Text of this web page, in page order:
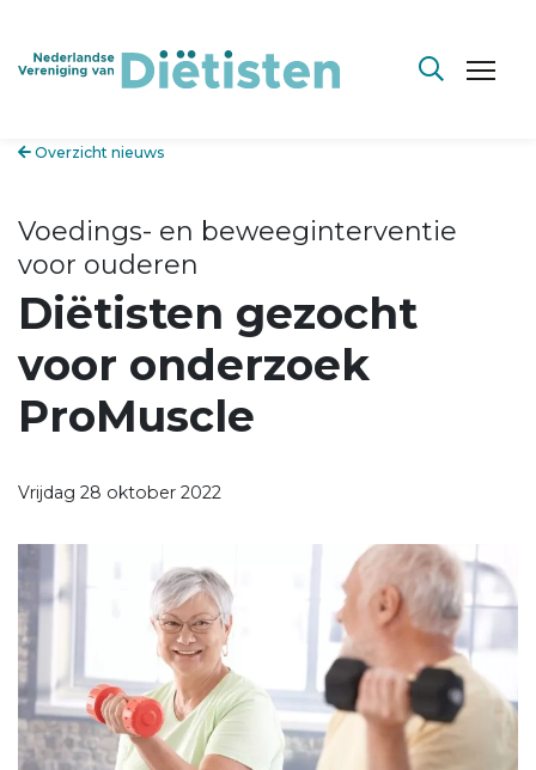
Overzicht nieuws
Voedings- en beweeginterventie
voor ouderen
Diëtisten gezocht
voor onderzoek
ProMuscle
Vrijdag 28 oktober 2022